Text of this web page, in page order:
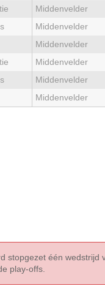
Middenvelder
Middenvelder
Middenvelder
Middenvelder
Middenvelder
Middenvelder
stopgezet één
play-offs.